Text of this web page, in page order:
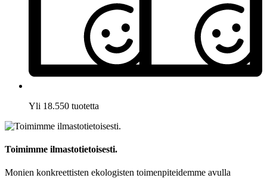
Yli 18.550 tuotetta
Toimimme ilmastotietoisesti.
Monien konkreettisten ekologisten toimenpiteidemme avulla